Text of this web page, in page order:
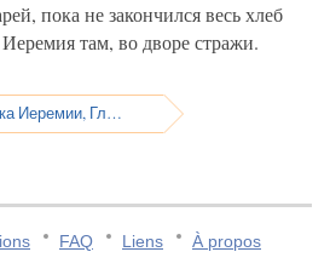
пока не закончился весь хлеб
там, во дворе стражи.
Книга пророка Иеремии, Глава 38
FAQ Liens
À propos